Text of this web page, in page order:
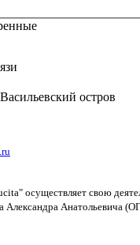
остров
осуществляет свою
Александра Анатольевича